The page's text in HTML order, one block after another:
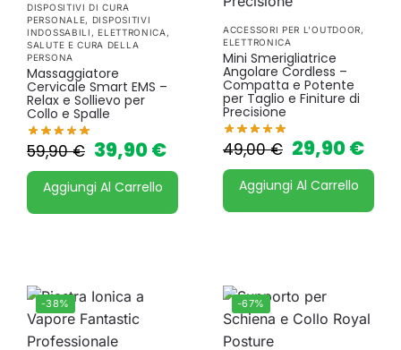
DISPOSITIVI DI CURA
PERSONALE, DISPOSITIVI
INDOSSABILI ,ELETTRONICA ,
SALUTE E CURA DELLA
PERSONA
Massaggiatore
Cervicale Smart EMS –
Relax e Sollievo per
Collo e Spalle
59,90€ 39,90€
Aggiungi Al Carrello
ACCESSORI PER L'OUTDOOR,
ELETTRONICA
Mini Smerigliatrice
Angolare Cordless –
Compatta e Potente
per Taglio e Finiture di
Precisione
49,00€ 29,90€
Aggiungi Al Carrello
-38% -67%